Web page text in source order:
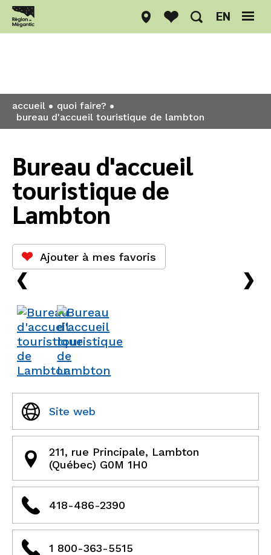
EN
accueil
quoi faire?
bureau d'accueil touristique de lambton
Bureau d'accueil
touristique de
Lambton
Ajouter à mes favoris
› ›
Site web
211, rue Principale, Lambton
(Québec) G0M 1H0
418-486-2390
1 800-363-5515